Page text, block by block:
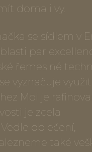
doma i vy.
se sídlem v
par
řemeslné
vyznačuje
Moi je
je zcela
oblečení,
také